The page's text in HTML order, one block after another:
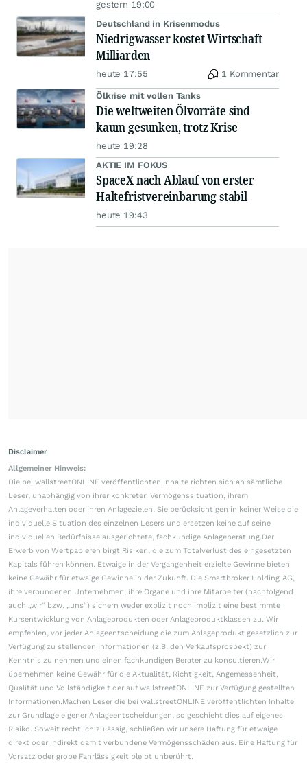
gestern 19:00
Deutschland in Krisenmodus
Niedrigwasser kostet Wirtschaft
Milliarden
heute 17:55 1 Kommentar
Ölkrise mit vollen Tanks
Die weltweiten Ölvorräte sind
kaum gesunken, trotz Krise
heute 19:28
AKTIE IM FOKUS
SpaceX nach Ablauf von erster
Haltefristvereinbarung stabil
heute 19:43
Disclaimer
Allgemeiner Hinweis:
Die bei wallstreetONLINE veröffentlichten Inhalte richten sich an sämtliche
Leser, unabhängig von ihrer konkreten Vermögenssituation, ihrem
Anlageverhalten oder ihren Anlagezielen. Sie berücksichtigen in keiner Weise die
individuelle Situation des einzelnen Lesers und ersetzen keine auf seine
individuellen Bedürfnisse ausgerichtete, fachkundige Anlageberatung.Der
Erwerb von Wertpapieren birgt Risiken, die zum Totalverlust des eingesetzten
Kapitals führen können. Etwaige in der Vergangenheit erzielte Gewinne bieten
keine Gewähr für etwaige Gewinne in der Zukunft. Die Smartbroker Holding AG,
ihre verbundenen Unternehmen, ihre Organe und ihre Mitarbeiter (nachfolgend
auch „wir“ bzw. „uns“) sichern weder explizit noch implizit eine bestimmte
Kursentwicklung von Anlageprodukten oder Anlageproduktklassen zu. Wir
empfehlen, vor jeder Anlageentscheidung die zum Anlageprodukt gesetzlich zur
Verfügung zu stellenden Informationen (z.B. den Verkaufsprospekt) zur
Kenntnis zu nehmen und einen fachkundigen Berater zu konsultieren.Wir
übernehmen keine Gewähr für die Aktualität, Richtigkeit, Angemessenheit,
Qualität und Vollständigkeit der auf wallstreetONLINE zur Verfügung gestellten
Informationen.Machen Leser die bei wallstreetONLINE veröffentlichten Inhalte
zur Grundlage eigener Anlageentscheidungen, so geschieht dies auf eigenes
Risiko. Soweit rechtlich zulässig, schließen wir unsere Haftung für etwaige
direkt oder indirekt damit verbundene Vermögensschäden aus. Eine Haftung für
Vorsatz oder grobe Fahrlässigkeit bleibt unberührt.